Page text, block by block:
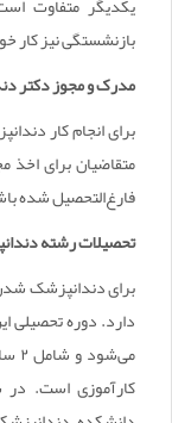
بازنشستگی نیز کار
مدرک و مجوز دکتر
برای انجام کار
متقاضیان برای اخذ
فارغ‌التحصیل شده
تحصیلات رشته
برای دندانپزشک
کارآموزی است. در